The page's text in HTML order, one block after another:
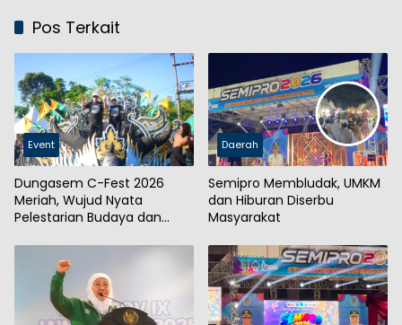
Pos Terkait
Event
Dungasem C-Fest 2026
Meriah, Wujud Nyata
Pelestarian Budaya dan
Daerah
Semipro Membludak, UMKM
dan Hiburan Diserbu
Masyarakat